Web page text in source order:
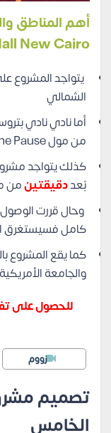
أهم المناطق
New Cairo
يتواجد المشروع
الشمالي
أما نادي نادي
من مول The Pause التجمع الخامس.
بُعددقيقتينمن
وحال قررت
كامل فسيستغرق
كما يقع المشروع
والجامعة
للحصول على
زووم
الخامس